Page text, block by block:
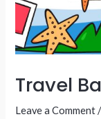
Travel
Leave a Comment /